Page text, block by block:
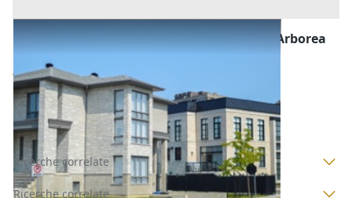
Abitazione di Tipo Civile all'asta a Palmas Arborea
Palmas Arborea (Oristano)
46.000 €
Asta chiusa
Ricerche correlate
Ricerche correlate